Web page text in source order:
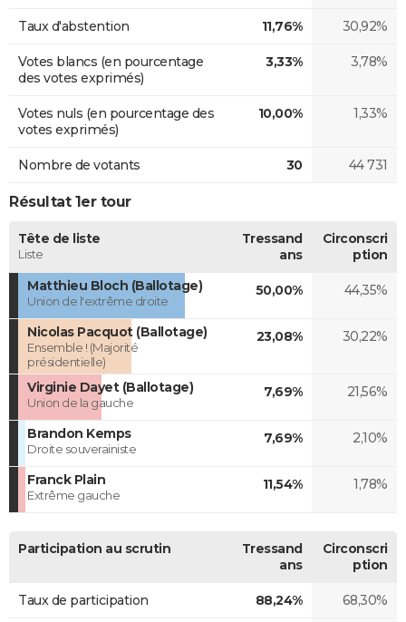
Taux d'abstention 11,76% 30,92%
Votes blancs (en pourcentage
des votes exprimés)
3,33% 3,78%
Votes nuls (en pourcentage des
votes exprimés)
10,00% 1,33%
Nombre de votants 30 44 731
Résultat 1er tour
Tête de liste
Liste
Tressand
ans
Circonscri
ption
Matthieu Bloch (Ballotage)
Union de l'extrême droite
50,00% 44,35%
Nicolas Pacquot (Ballotage)
Ensemble ! (Majorité
présidentielle)
23,08% 30,22%
Virginie Dayet (Ballotage)
Union de la gauche
7,69% 21,56%
Brandon Kemps
Droite souverainiste
7,69% 2,10%
Franck Plain
Extrême gauche
11,54% 1,78%
Participation au scrutin
Tressand
ans
Circonscri
ption
Taux de participation 88,24% 68,30%